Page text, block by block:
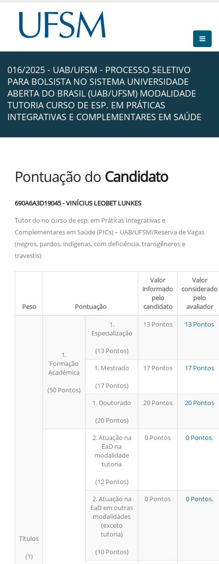
016/2025 - UAB/UFSM - PROCESSO SELETIVO
PARA BOLSISTA NO SISTEMA UNIVERSIDADE
ABERTA DO BRASIL (UAB/UFSM) MODALIDADE
TUTORIA CURSO DE ESP. EM PRÁTICAS
INTEGRATIVAS E COMPLEMENTARES EM SAÚDE
Pontuação do Candidato
690A6A3D19045 - VINÍCIUS LEOBET LUNKES
Tutor do no curso de esp. em Práticas Integrativas e
Complementares em Saúde (PICs) – UAB/UFSM/Reserva de Vagas
(negros, pardos, indígenas, com deficiência, transgêneros e
travestis)
Peso Pontuação
Valor
informado
pelo
candidato
Valor
considerado
pelo
avaliador
Títulos
(1)
1.
Formação
Acadêmica
(50 Pontos)
1.
Especialização
(13 Pontos)
13 Pontos 13 Pontos
1. Mestrado
(17 Pontos)
17 Pontos 17 Pontos
1. Doutorado
(20 Pontos)
20 Pontos 20 Pontos
2. Atuação na
EaD na
modalidade
tutoria
(12 Pontos)
0 Pontos 0 Pontos.
2. Atuação na
EaD em outras
modalidades
(exceto
tutoria)
(10 Pontos)
0 Pontos 0 Pontos.